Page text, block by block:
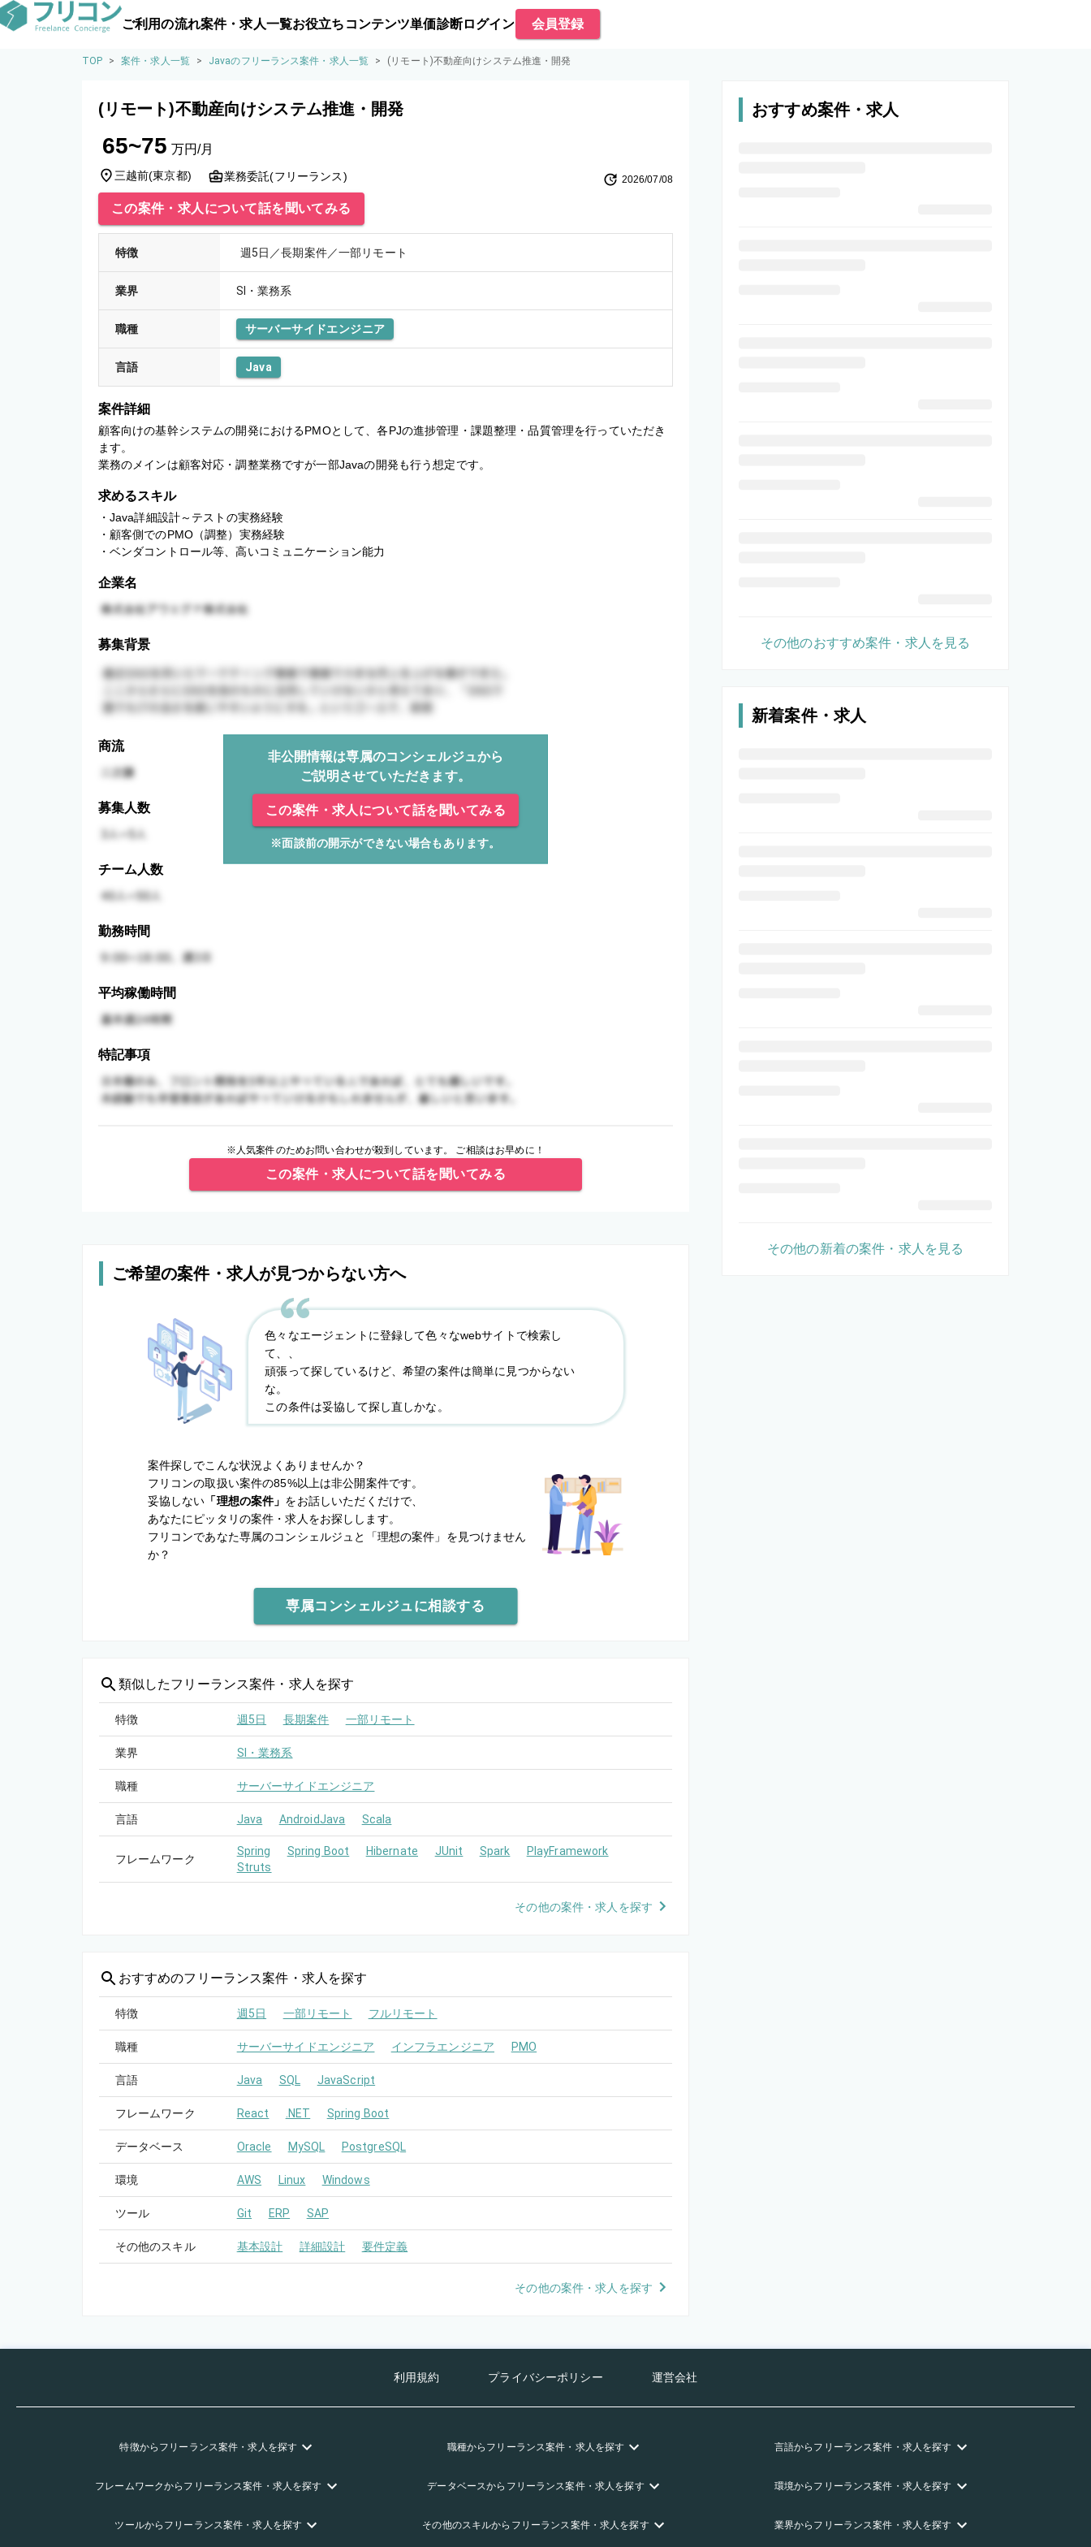
ご利用の流れ案件・求人一覧お役立ちコンテンツ単価診断ログイン 会員登録
TOP > 案件・求人一覧 > Javaのフリーランス案件・求人一覧 > (リモート)不動産向けシステム推進・開発
(リモート)不動産向けシステム推進・開発
65~75 万円/月
三越前(東京都) 業務委託(フリーランス) 2026/07/08
この案件・求人について話を聞いてみる
特徴 週5日／長期案件／一部リモート
業界 SI・業務系
職種 サーバーサイドエンジニア
言語 Java
案件詳細
顧客向けの基幹システムの開発におけるPMOとして、各PJの進捗管理・課題整理・品質管理を行っていただき
ます。
業務のメインは顧客対応・調整業務ですが一部Javaの開発も行う想定です。
求めるスキル
・Java詳細設計～テストの実務経験
・顧客側でのPMO（調整）実務経験
・ベンダコントロール等、高いコミュニケーション能力
企業名
募集背景
商流
非公開情報は専属のコンシェルジュから
ご説明させていただきます。
この案件・求人について話を聞いてみる
※面談前の開示ができない場合もあります。
募集人数
チーム人数
勤務時間
平均稼働時間
特記事項
※人気案件のためお問い合わせが殺到しています。 ご相談はお早めに！
この案件・求人について話を聞いてみる
ご希望の案件・求人が見つからない方へ
色々なエージェントに登録して色々なwebサイトで検索し
て、、
頑張って探しているけど、希望の案件は簡単に見つからない
な。
この条件は妥協して探し直しかな。
案件探しでこんな状況よくありませんか？
フリコンの取扱い案件の85%以上は非公開案件です。
妥協しない 「理想の案件」 をお話しいただくだけで、
あなたにピッタリの案件・求人をお探しします。
フリコンであなた専属のコンシェルジュと
「理想の案件」を見つけません
か？
専属コンシェルジュに相談する
類似したフリーランス案件・求人を探す
特徴 週5日 長期案件 一部リモート
業界 SI・業務系
職種 サーバーサイドエンジニア
言語 Java AndroidJava Scala
フレームワーク
Spring Spring Boot Hibernate JUnit Spark
PlayFramework
Struts
その他の案件・求人を探す
おすすめのフリーランス案件・求人を探す
特徴 週5日 一部リモート フルリモート
職種 サーバーサイドエンジニア インフラエンジニア PMO
言語 Java SQL JavaScript
フレームワーク React .NET Spring Boot
データベース Oracle MySQL PostgreSQL
環境 AWS Linux Windows
ツール Git ERP SAP
その他のスキル 基本設計 詳細設計 要件定義
その他の案件・求人を探す
おすすめ案件・求人
その他のおすすめ案件・求人を見る
新着案件・求人
その他の新着の案件・求人を見る
利用規約 プライバシーポリシー 運営会社
特徴からフリーランス案件・求人を探す 職種からフリーランス案件・求人を探す 言語からフリーランス案件・求人を探す
フレームワークからフリーランス案件・求人を探す データベースからフリーランス案件・求人を探す 環境からフリーランス案件・求人を探す
ツールからフリーランス案件・求人を探す その他のスキルからフリーランス案件・求人を探す 業界からフリーランス案件・求人を探す